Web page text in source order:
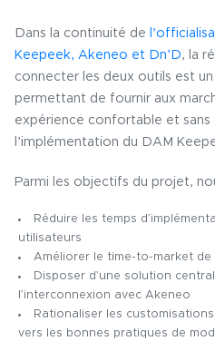
Dans la continuité de
Keepeek, Akeneo et Dn’D, la
connecter les deux outils est
permettant de fournir aux
expérience confortable et sans
l’implémentation du DAM
Parmi les objectifs du projet,
Réduire les temps
utilisateurs
Améliorer le time-to-market de
Disposer d’une solution
l’interconnexion avec Akeneo
Rationaliser les
vers les bonnes pratiques de